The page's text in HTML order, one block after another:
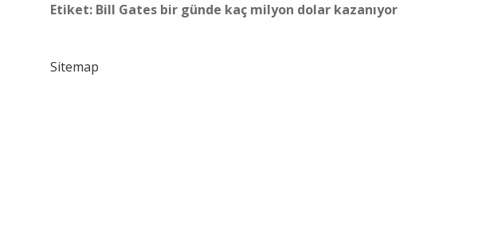
Etiket: Bill Gates bir günde kaç milyon dolar kazanıyor
Sitemap